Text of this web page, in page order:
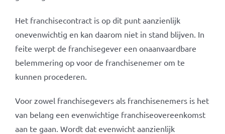
Het franchisecontract is op dit punt aanzienlijk
onevenwichtig en kan daarom niet in stand blijven. In
feite werpt de franchisegever een onaanvaardbare
belemmering op voor de franchisenemer om te
kunnen procederen.
Voor zowel franchisegevers als franchisenemers is het
van belang een evenwichtige franchiseovereenkomst
aan te gaan. Wordt dat evenwicht aanzienlijk